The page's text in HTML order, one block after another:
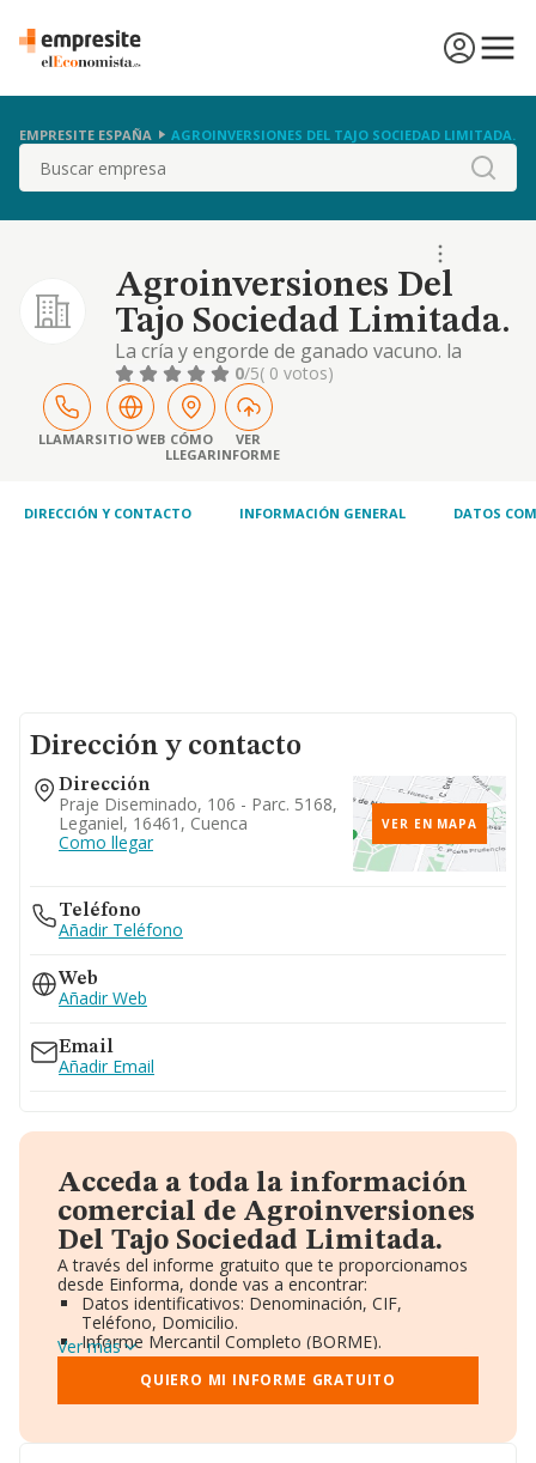
EMPRESITE ESPAÑA AGROINVERSIONES DEL TAJO SOCIEDAD LIMITADA.
Buscar
Agroinversiones Del
Tajo Sociedad Limitada.
La cría y engorde de ganado vacuno. la
compra y venta de productos cárnicos y
ganado
0/5( 0 votos)
LLAMARSITIO WEB CÓMO
LLEGAR
VER
INFORME
DIRECCIÓN Y CONTACTO INFORMACIÓN GENERAL DATOS
Dirección y contacto
Dirección
Praje Diseminado, 106 - Parc. 5168,
Leganiel, 16461, Cuenca
Como llegar
VER EN MAPA
Teléfono
Añadir Teléfono
Web
Añadir Web
Email
Añadir Email
Acceda a toda la información
comercial de Agroinversiones
Del Tajo Sociedad Limitada.
A través del informe gratuito que te proporcionamos
desde Einforma, donde vas a encontrar:
Datos identificativos: Denominación, CIF,
Teléfono, Domicilio.
Informe Mercantil Completo (BORME).
Gráficos de Evolución Ventas y Empleados.
Consejo de Administración y Administradores.
Directivos y Ejecutivos.
Ver más
QUIERO MI INFORME GRATUITO